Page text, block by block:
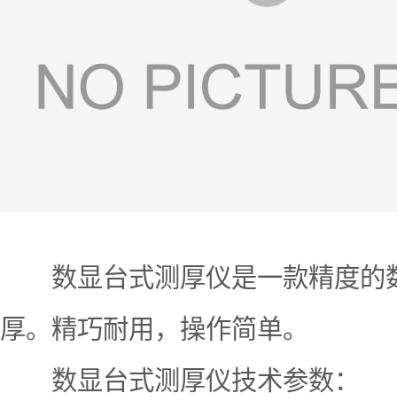
数显台式测厚仪是一款精度的
厚。精巧耐用，操作简单。
数显台式测厚仪技术参数：